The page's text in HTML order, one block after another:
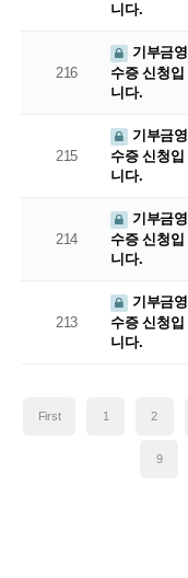
니다.
216
기부금영
수증 신청입
니다.
215
기부금영
수증 신청입
니다.
214
기부금영
수증 신청입
니다.
213
기부금영
수증 신청입
니다.
First 1 2
9